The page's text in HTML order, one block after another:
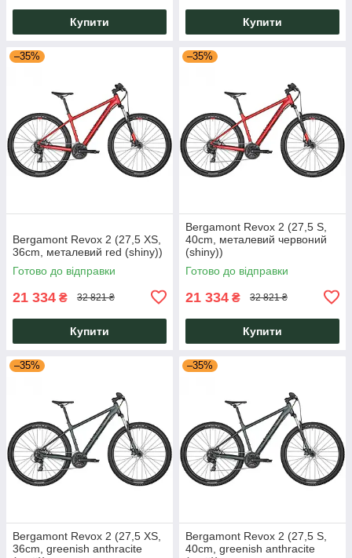
Купити Купити
–35%
Bergamont Revox 2 (27,5 XS,
36cm, металевий red (shiny))
Готово до відправки
21 334 ₴ 32 821 ₴
Купити
–35%
Bergamont Revox 2 (27,5 S,
40cm, металевий червоний
(shiny))
Готово до відправки
21 334 ₴ 32 821 ₴
Купити
–35%
Bergamont Revox 2 (27,5 XS,
36cm, greenish anthracite
–35%
Bergamont Revox 2 (27,5 S,
40cm, greenish anthracite